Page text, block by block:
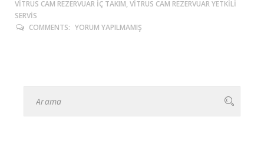
VITRUS CAM REZERVUAR IÇ TAKIM, VITRUS CAM REZERVUAR YETKILI
SERVIS
COMMENTS: YORUM YAPILMAMIŞ